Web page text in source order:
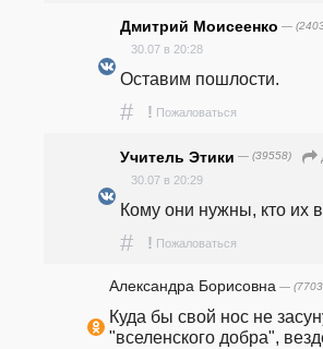
Дмитрий Моисеенко —
30.07 в 20:28
Оставим пошлости.
# ! Пожаловаться
Учитель Этики — (39558)
30.07 в 20:29
Кому они нужны, кто их
# ! Пожаловаться
Александра Борисовна —
Куда бы свой нос не
"вселенского добра",